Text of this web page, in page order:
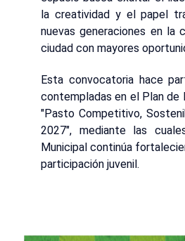
la creatividad y el papel
nuevas generaciones en la
ciudad con mayores
Esta convocatoria hace
contempladas en el Plan de
"Pasto Competitivo,
2027", mediante las
Municipal continúa
participación juvenil.